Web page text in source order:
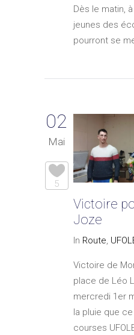
Dès le matin,
jeunes des
pourront se
02
Mai
5
Victoire
Joze
In Route,
Victoire de
place de Léo
mercredi 1er
la pluie que
courses